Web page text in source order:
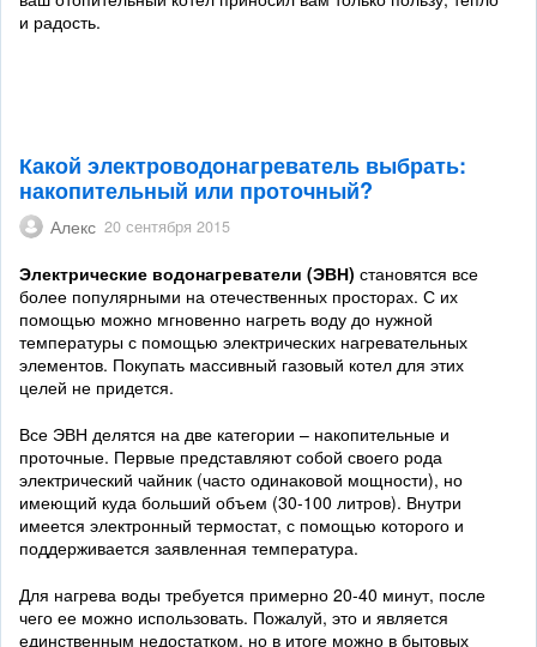
и радость.
Какой электроводонагреватель выбрать:
накопительный или проточный?
Алекс 20 сентября 2015
Электрические водонагреватели (ЭВН) становятся все
более популярными на отечественных просторах. С их
помощью можно мгновенно нагреть воду до нужной
температуры с помощью электрических нагревательных
элементов. Покупать массивный газовый котел для этих
целей не придется.
Все ЭВН делятся на две категории – накопительные и
проточные. Первые представляют собой своего рода
электрический чайник (часто одинаковой мощности), но
имеющий куда больший объем (30-100 литров). Внутри
имеется электронный термостат, с помощью которого и
поддерживается заявленная температура.
Для нагрева воды требуется примерно 20-40 минут, после
чего ее можно использовать. Пожалуй, это и является
единственным недостатком, но в итоге можно в бытовых